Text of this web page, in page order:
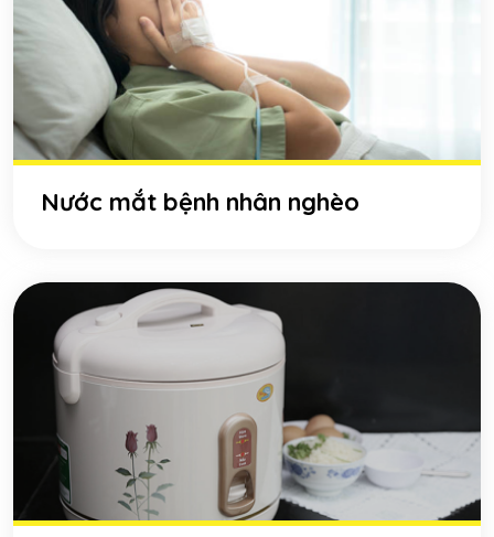
Nước mắt bệnh nhân nghèo